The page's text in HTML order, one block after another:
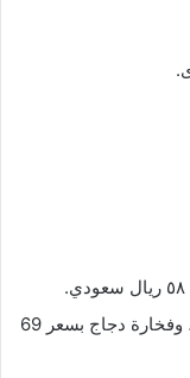
ريزوتو، فتوتشيني، صدور دجاج محشية، وفخارة دجاج بسعر 69